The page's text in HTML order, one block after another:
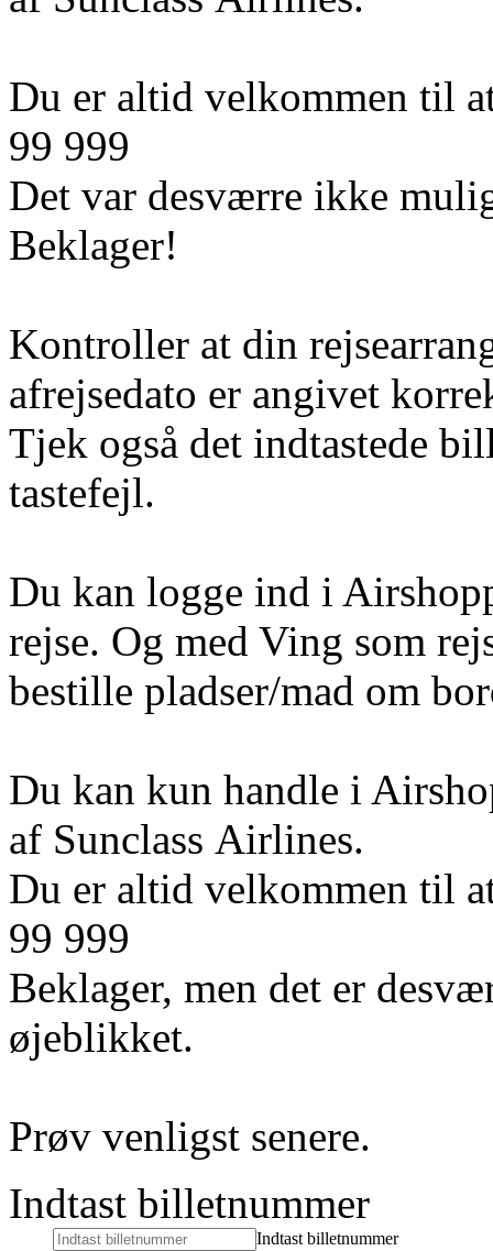
Du er altid velkommen til
99 999
Det var desværre ikke
Beklager!
Kontroller at din
afrejsedato er angivet
Tjek også det indtastede
tastefejl.
Du kan logge ind i
rejse. Og med Ving som
bestille pladser/mad om
Du kan kun handle i
af Sunclass Airlines.
Du er altid velkommen til
99 999
Beklager, men det er
øjeblikket.
Prøv venligst senere.
Indtast billetnummer
Indtast billetnummer